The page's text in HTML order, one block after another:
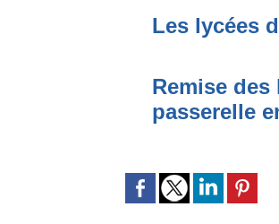
Les lycées
Remise
passerelle